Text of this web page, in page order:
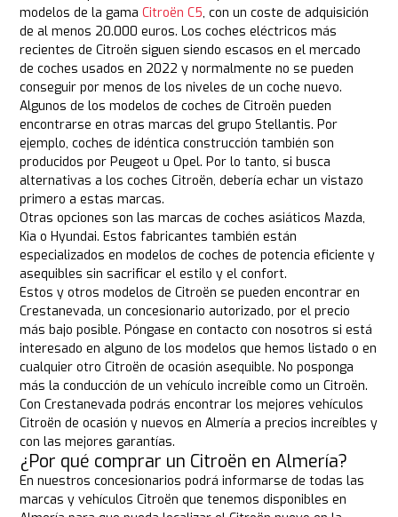
modelos de la gamaCitroën C5, con un coste de adquisición
de al menos 20.000 euros. Los coches eléctricos más
recientes de Citroën siguen siendo escasos en el mercado
de coches usados en 2022 y normalmente no se pueden
conseguir por menos de los niveles de un coche nuevo.
Algunos de los modelos de coches de Citroën pueden
encontrarse en otras marcas del grupo Stellantis. Por
ejemplo, coches de idéntica construcción también son
producidos por Peugeot u Opel. Por lo tanto, si busca
alternativas a los coches Citroën, debería echar un vistazo
primero a estas marcas.
Otras opciones son las marcas de coches asiáticos Mazda,
Kia o Hyundai. Estos fabricantes también están
especializados en modelos de coches de potencia eficiente y
asequibles sin sacrificar el estilo y el confort.
Estos y otros modelos de Citroën se pueden encontrar en
Crestanevada, un concesionario autorizado, por el precio
más bajo posible. Póngase en contacto con nosotros si está
interesado en alguno de los modelos que hemos listado o en
cualquier otro Citroën de ocasión asequible. No posponga
más la conducción de un vehículo increíble como un Citroën.
Con Crestanevada podrás encontrar los mejores vehículos
Citroën de ocasión y nuevos en Almería a precios increíbles y
con las mejores garantías.
¿Por qué comprar un Citroën en Almería?
En nuestros concesionarios podrá informarse de todas las
marcas y vehículos Citroën que tenemos disponibles en